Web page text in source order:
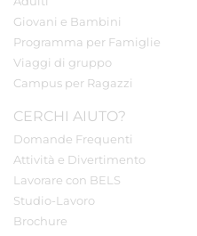
Giovani e Bambini
Programma per Famiglie
Viaggi di gruppo
Campus per Ragazzi
CERCHI AIUTO?
Domande Frequenti
Attività e Divertimento
Lavorare con BELS
Studio-Lavoro
Brochure